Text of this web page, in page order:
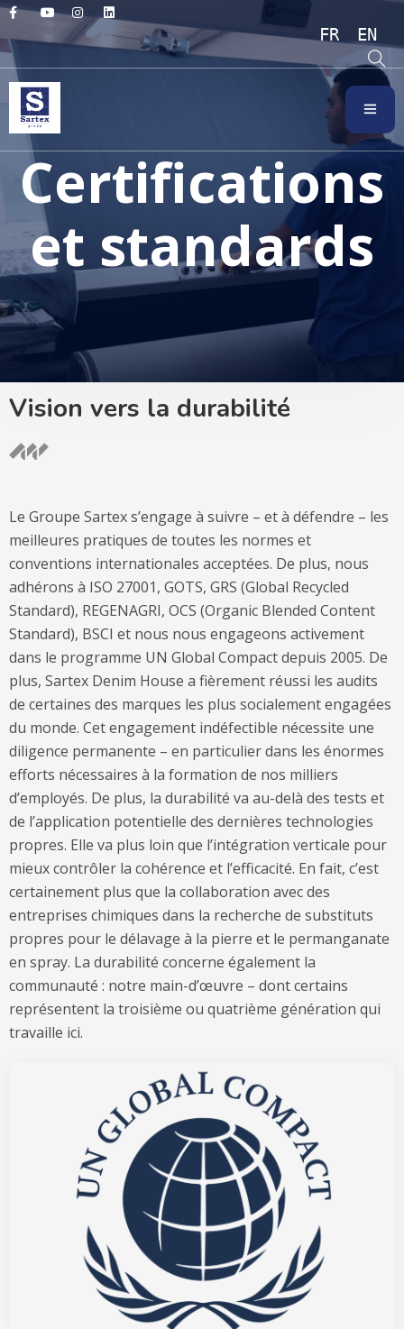
FRANÇAIS
Certifications
et standards
Vision vers la durabilité
Le Groupe Sartex s’engage à suivre – et à défendre – les
meilleures pratiques de toutes les normes et
conventions internationales acceptées. De plus, nous
adhérons à ISO 27001, GOTS, GRS (Global Recycled
Standard), REGENAGRI, OCS (Organic Blended Content
Standard), BSCI et nous nous engageons activement
dans le programme UN Global Compact depuis 2005. De
plus, Sartex Denim House a fièrement réussi les audits
de certaines des marques les plus socialement engagées
du monde. Cet engagement indéfectible nécessite une
diligence permanente – en particulier dans les énormes
efforts nécessaires à la formation de nos milliers
d’employés. De plus, la durabilité va au-delà des tests et
de l’application potentielle des dernières technologies
propres. Elle va plus loin que l’intégration verticale pour
mieux contrôler la cohérence et l’efficacité. En fait, c’est
certainement plus que la collaboration avec des
entreprises chimiques dans la recherche de substituts
propres pour le délavage à la pierre et le permanganate
en spray. La durabilité concerne également la
communauté : notre main-d’œuvre – dont certains
représentent la troisième ou quatrième génération qui
travaille ici.